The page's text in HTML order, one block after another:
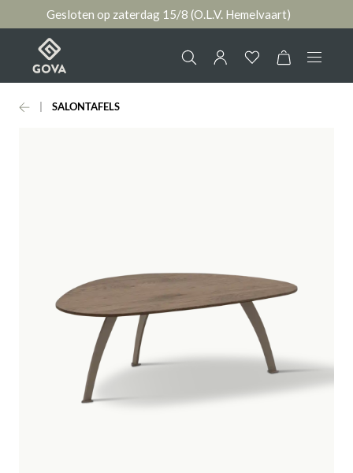
Gesloten op zaterdag 15/8 (O.L.V. Hemelvaart)
Collectie
Contact
SALONTAFELS